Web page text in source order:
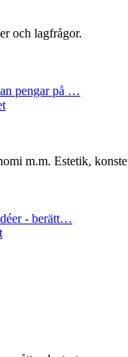
och lagfrågor.
pengar på …
m.m. Estetik,
- berätt…